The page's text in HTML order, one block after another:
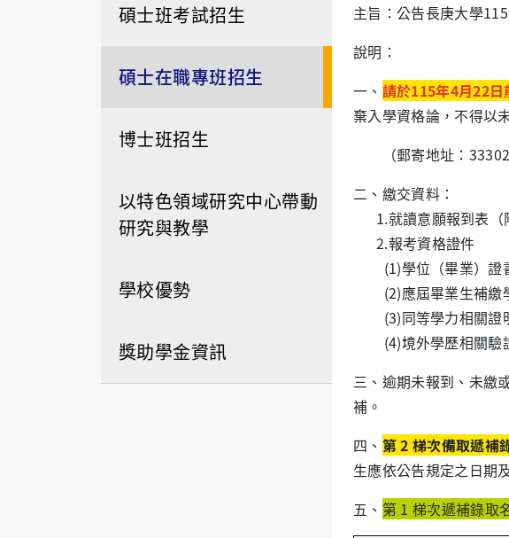
碩士班考試招生
碩士在職專班招生
博士班招生
以特色領域研究中心帶動
研究與教學
學校優勢
獎助學金資訊
主旨：公告長庚大學
說明：
一、 請於115年4月22日
棄入學資格論，不得以
（郵寄地址：33302
二、繳交資料：
1.就讀意願報到表（
2.報考資格證件
(1)學位（畢業）證
(2)應屆畢業生補繳學
(3)同等學力相關證
(4)境外學歷相關驗
三、逾期未報到、未繳
補。
四、 第2 梯次備取遞補
生應依公告規定之日期
五、 第 1 梯次遞補錄取